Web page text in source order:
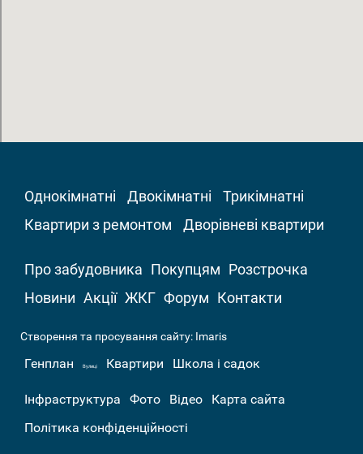
Однокімнатні Двокімнатні
Трикімнатні
Квартири з ремонтом
Дворівневі квартири
Про забудовника Покупцям Розстрочка
Новини Акції ЖКГ Форум Контакти
Створення та просування сайту: Imaris
Генплан Вулиці Квартири Школа і садок
Інфраструктура Фото Відео
Карта сайта
Політика конфіденційності